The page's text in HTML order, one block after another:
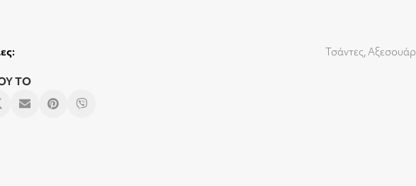
Τσάντες,Αξεσουάρ
ΤΟ